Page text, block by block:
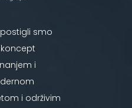
smo
i
i održivim